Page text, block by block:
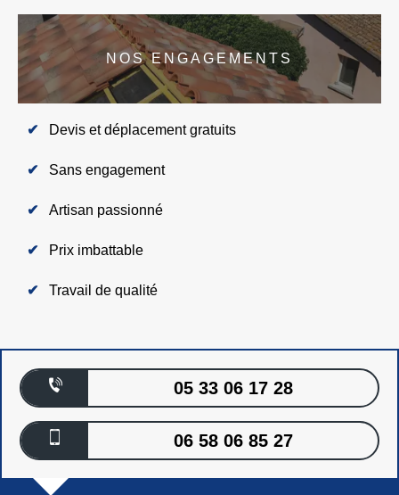
NOS ENGAGEMENTS
Devis et déplacement gratuits
Sans engagement
Artisan passionné
Prix imbattable
Travail de qualité
05 33 06 17 28
06 58 06 85 27